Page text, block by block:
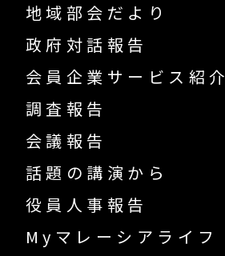
地域部会だより
政府対話報告
会員企業サービス紹介
調査報告
会議報告
話題の講演から
役員人事報告
Myマレーシアライフ